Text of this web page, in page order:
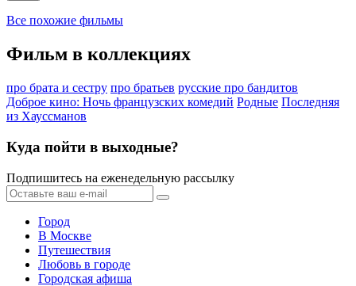
Все похожие фильмы
Фильм в коллекциях
про брата и сестру про братьев русские про бандитов
Доброе кино: Ночь французских комедий Родные Последняя
из Хауссманов
Куда пойти в выходные?
Подпишитесь на еженедельную рассылку
Город
В Москве
Путешествия
Любовь в городе
Городская афиша